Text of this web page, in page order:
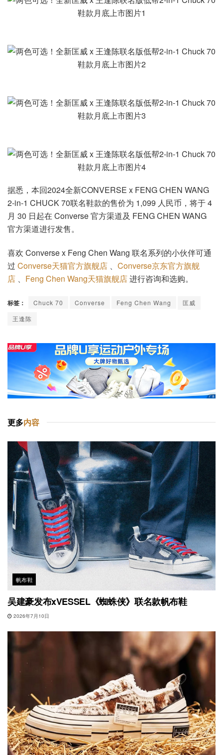
据悉，本回2024全新CONVERSE x FENG CHEN WANG
2-in-1 CHUCK 70联名鞋款的售价为 1,099 人民币，将于 4
月 30 日起在 Converse 官方渠道及 FENG CHEN WANG
官方渠道进行发售。
喜欢 Converse x Feng Chen Wang 联名系列的小伙伴可通
过 Converse天猫官方旗舰店 、 Converse京东官方旗舰
店 、 Feng Chen Wang天猫旗舰店进行咨询和选购。
标签： Chuck 70 Converse Feng Chen Wang
匡威
王逢陈
更多内容
帆布鞋
吴建豪发布xVESSEL《蜘蛛侠》联名款帆布鞋
2026年7月10日